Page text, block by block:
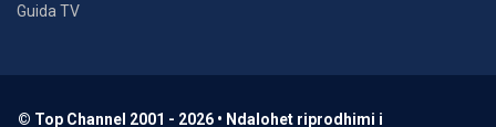
Guida TV
© Top Channel 2001 - 2026 • Ndalohet riprodhimi i